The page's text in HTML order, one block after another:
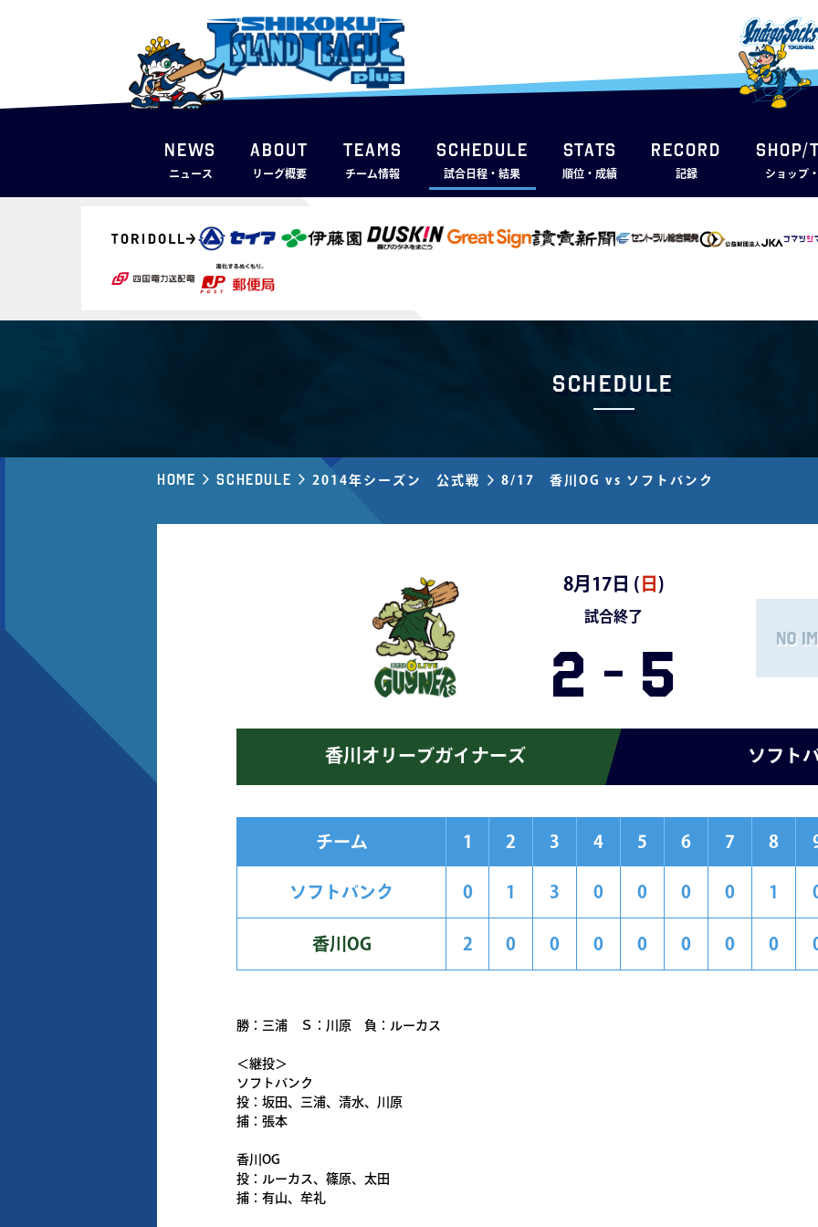
NEWS
ニュース
ABOUT
リーグ概要
TEAMS
チーム情報
SCHEDULE
試合日程・結果
STATS
順位・成績
RECORD
記録
SHOP/
ショップ
Schedule
Home Schedule 2014年シーズン 公式戦 8/17 香川OG vs ソフトバンク
8月17日 ( 日 )
試合終了
2 - 5
香川オリーブガイナーズ ソフト
チーム 1 2 3 4 5 6 7 8
ソフトバンク 0 1 3 0 0 0 0 1
香川OG 2 0 0 0 0 0 0 0
勝：三浦 Ｓ：川原 負：ルーカス
＜継投＞
ソフトバンク
投：坂田、三浦、清水、川原
捕：張本
香川OG
投：ルーカス、篠原、太田
捕：有山、牟礼